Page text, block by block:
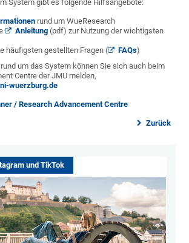
System gibt es folgende Hilfsangebote:
rund um WueResearch
Anleitung (pdf) zur Nutzung der wichtigsten
häufigsten gestellten Fragen (
FAQs)
um das System können Sie sich auch beim
Centre der JMU melden,
wuerzburg.de
/ Research Advancement Centre
Zurück
und TikTok